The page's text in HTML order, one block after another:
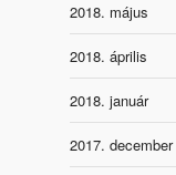
2018. május
2018. április
2018. január
2017. december